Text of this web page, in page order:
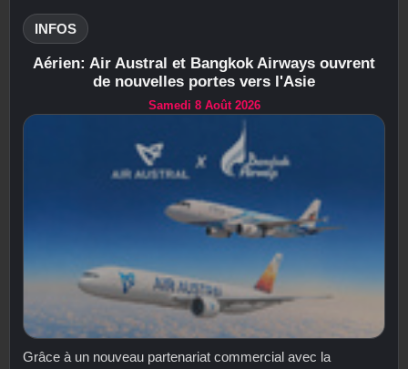
INFOS
Aérien: Air Austral et Bangkok Airways ouvrent
de nouvelles portes vers l'Asie
Samedi 8 Août 2026
Grâce à un nouveau partenariat commercial avec la